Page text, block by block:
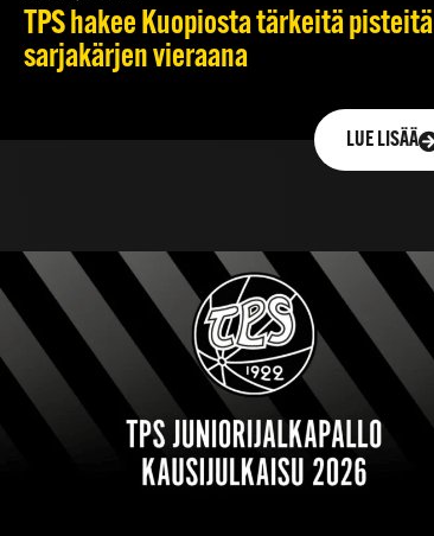
TPS hakee Kuopiosta tärkeitä pisteitä
sarjakärjen vieraana
LUE LISÄÄ